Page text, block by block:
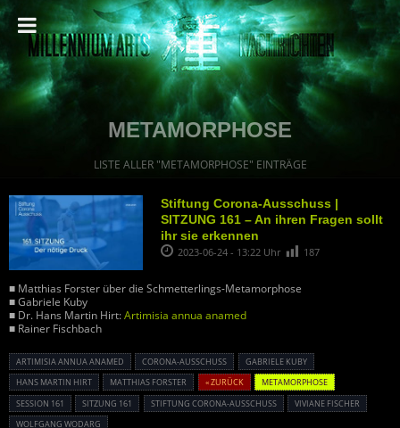
METAMORPHOSE
LISTE ALLER "METAMORPHOSE" EINTRÄGE
Stiftung Corona-Ausschuss |
SITZUNG 161 – An ihren Fragen sollt
ihr sie erkennen
2023-06-24 - 13:22 Uhr 187
■ Matthias Forster über die Schmetterlings-Metamorphose
■ Gabriele Kuby
■ Dr. Hans Martin Hirt:Artimisia annua anamed
■ Rainer Fischbach
ARTIMISIA ANNUA ANAMED CORONA-AUSSCHUSS
GABRIELE KUBY
HANS MARTIN HIRT
MATTHIAS FORSTER « ZURÜCK
METAMORPHOSE
SESSION 161
SITZUNG 161 STIFTUNG CORONA-AUSSCHUSS
VIVIANE FISCHER
WOLFGANG WODARG